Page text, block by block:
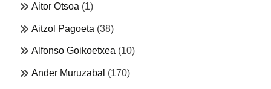
Aitor Otsoa (1)
Aitzol Pagoeta (38)
Alfonso Goikoetxea (10)
Ander Muruzabal (170)